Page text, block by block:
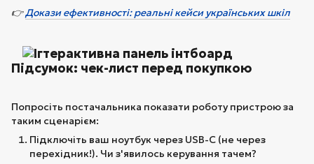
👉Докази ефективності: реальні кейси українських шкіл
Підсумок: чек-лист перед покупкою
Попросіть постачальника показати роботу пристрою за
таким сценарієм:
Підключіть ваш ноутбук через USB-C (не через
перехідник!). Чи з'явилось керування тачем?